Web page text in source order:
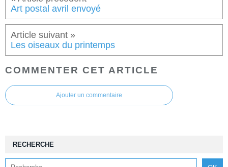
Art postal avril envoyé
Les oiseaux du printemps
COMMENTER CET ARTICLE
Ajouter un commentaire
RECHERCHE